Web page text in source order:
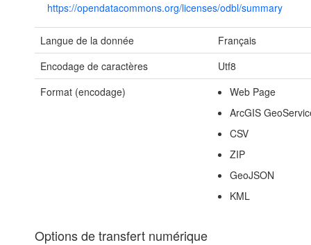
https://opendatacommons.org/licenses/odbl/summary
Langue de la donnée
Français
Encodage de caractères
Utf8
Format (encodage)
Web Page
ArcGIS
CSV
ZIP
GeoJSON
KML
Options de transfert numérique